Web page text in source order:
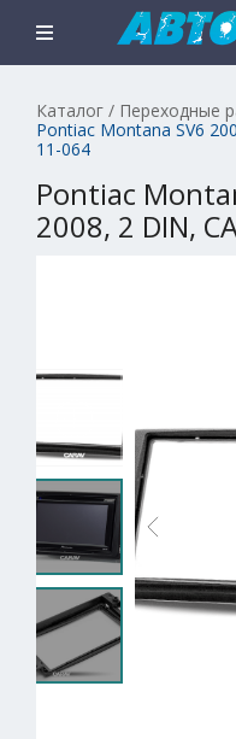
Каталог / Переходные
Pontiac Montana SV6
11-064
Pontiac
2008, 2 DIN,